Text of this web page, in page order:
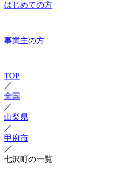
はじめての方
事業主の方
TOP
／
全国
／
山梨県
／
甲府市
／
七沢町の一覧